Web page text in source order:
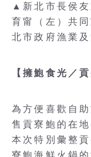
▲新北市長侯
育甯（左）共
北市政府漁業
【擁鮑食光／
為方便喜歡自
售貢寮鮑的在
本次特別彙整
寮鮑海鮮火鍋